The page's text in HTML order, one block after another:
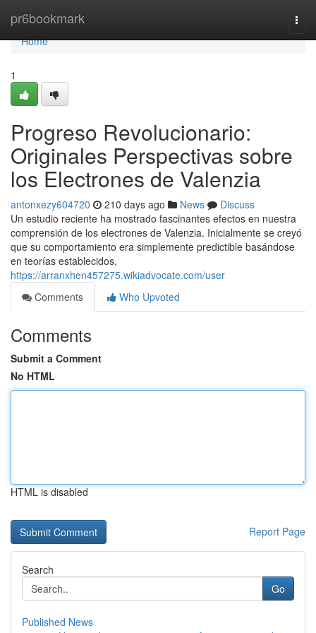
pr6bookmark
Home
Home
1
Progreso Revolucionario:
Originales Perspectivas sobre
los Electrones de Valenzia
antonxezy604720 210 days ago News
Discuss
Un estudio reciente ha mostrado fascinantes efectos en nuestra
comprensión de los electrones de Valenzia. Inicialmente se creyó
que su comportamiento era simplemente predictible basándose
en teorías establecidos,
https://arranxhen457275.wikiadvocate.com/user
Comments
Who Upvoted
Comments
Submit a Comment
No HTML
HTML is disabled
Report Page
Search
Go
Published News